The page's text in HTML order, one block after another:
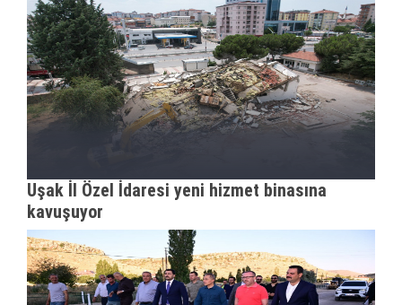
Uşak İl Özel İdaresi yeni hizmet binasına
kavuşuyor